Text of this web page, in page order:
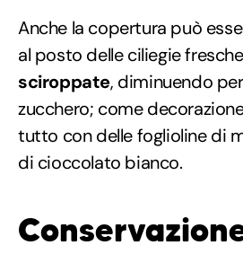
Anche la copertura può
al posto delle ciliegie
sciroppate, diminuendo
zucchero; come
tutto con delle foglioline di
di cioccolato bianco.